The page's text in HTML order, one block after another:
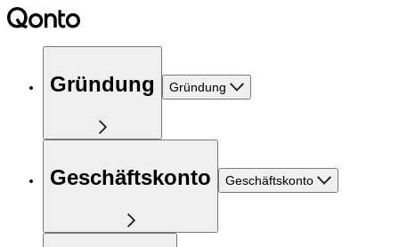
Gründung Gründung
Geschäftskonto Geschäftskonto